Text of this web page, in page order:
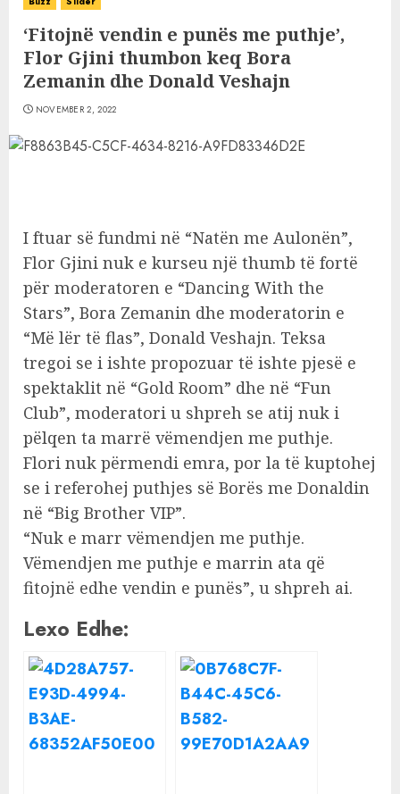
‘Fitojnë vendin e punës me puthje’,
Flor Gjini thumbon keq Bora
Zemanin dhe Donald Veshajn
NOVEMBER 2, 2022
I ftuar së fundmi në “Natën me Aulonën”,
Flor Gjini nuk e kurseu një thumb të fortë
për moderatoren e “Dancing With the
Stars”, Bora Zemanin dhe moderatorin e
“Më lër të flas”, Donald Veshajn. Teksa
tregoi se i ishte propozuar të ishte pjesë e
spektaklit në “Gold Room” dhe në “Fun
Club”, moderatori u shpreh se atij nuk i
pëlqen ta marrë vëmendjen me puthje.
Flori nuk përmendi emra, por la të kuptohej
se i referohej puthjes së Borës me Donaldin
në “Big Brother VIP”.
“Nuk e marr vëmendjen me puthje.
Vëmendjen me puthje e marrin ata që
fitojnë edhe vendin e punës”, u shpreh ai.
Lexo Edhe: